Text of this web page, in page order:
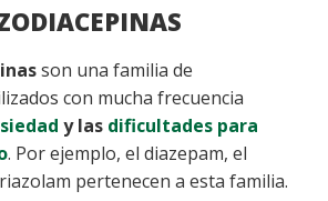
son una familia de
con mucha frecuencia
y las dificultades para
. Por ejemplo, el diazepam, el
pertenecen a esta familia.